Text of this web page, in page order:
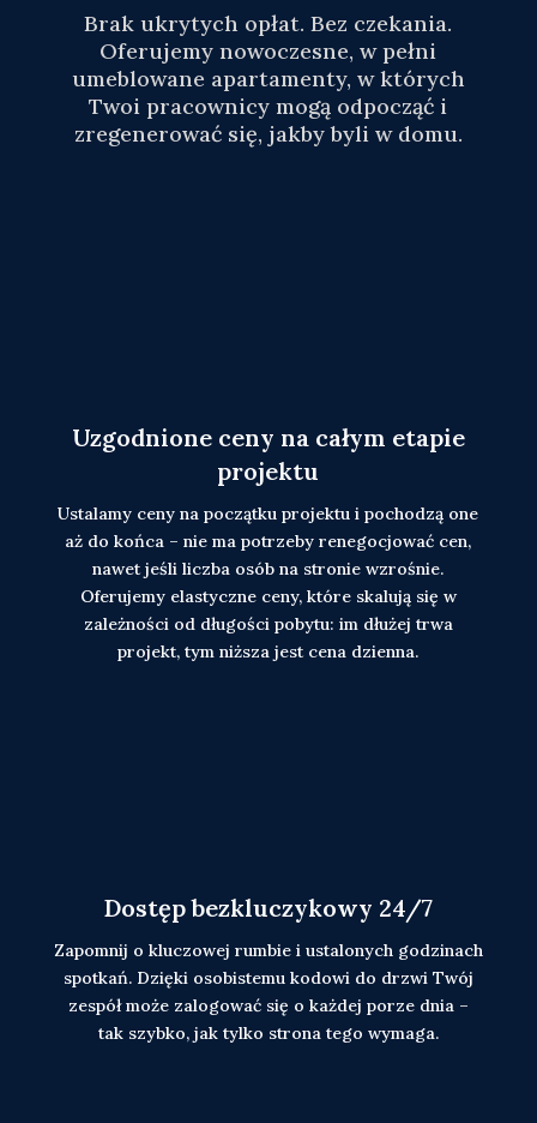
Brak ukrytych opłat. Bez czekania.
Oferujemy nowoczesne, w pełni
umeblowane apartamenty, w których
Twoi pracownicy mogą odpocząć i
zregenerować się, jakby byli w domu.
Uzgodnione ceny na całym etapie
projektu
Ustalamy ceny na początku projektu i pochodzą one
aż do końca – nie ma potrzeby renegocjować cen,
nawet jeśli liczba osób na stronie wzrośnie.
Oferujemy elastyczne ceny, które skalują się w
zależności od długości pobytu: im dłużej trwa
projekt, tym niższa jest cena dzienna.
Dostęp bezkluczykowy 24/7
Zapomnij o kluczowej rumbie i ustalonych godzinach
spotkań. Dzięki osobistemu kodowi do drzwi Twój
zespół może zalogować się o każdej porze dnia –
tak szybko, jak tylko strona tego wymaga.